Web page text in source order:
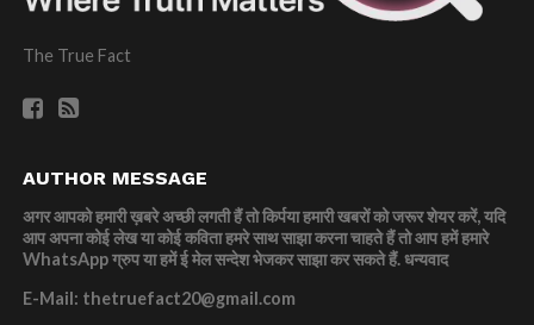
The True Fact
AUTHOR MESSAGE
अगर आपको हमारी ख़बरे अच्छी लगती हैं तो किर्पया हमारी खबरों को जरूर शेयर करें, यदि
आप अपना कोई लेख या कोई कविता हमरे साथ साझा करना चाहते हैं तो आप हमें हमारे
WhatsApp ग्रुप या हमें ई मेल सन्देश भेजकर साझा कर सकते हैं.धन्यवाद
E-Mail: thetruefact20@gmail.com